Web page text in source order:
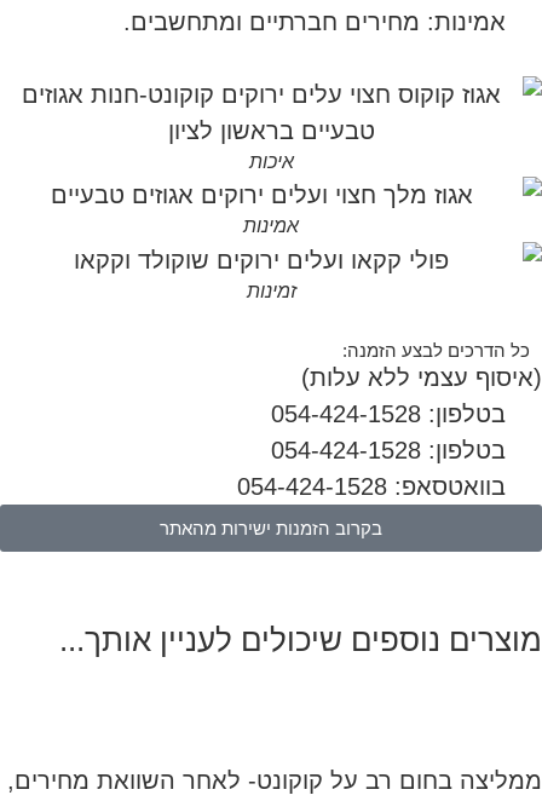
אמינות: מחירים חברתיים ומתחשבים.
איכות
אמינות
זמינות
כל הדרכים לבצע הזמנה:
(איסוף עצמי ללא עלות)
בטלפון: 054-424-1528
בטלפון: 054-424-1528
בוואטסאפ: 054-424-1528
בקרוב הזמנות ישירות מהאתר
מוצרים נוספים שיכולים לעניין אותך...
ממליצה בחום רב על קוקונט- לאחר השוואת מחירים,